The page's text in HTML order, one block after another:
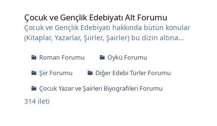
Çocuk ve Gençlik Edebiyatı Alt Forumu
Çocuk ve Gençlik Edebiyatı hakkında bütün konular
(Kitaplar, Yazarlar, Şiirler, Şairler) bu dizin altına...
Roman Forumu
Öykü Forumu
Şiir Forumu
Diğer Edebi Türler Forumu
Çocuk Yazar ve Şairleri Biyografileri Forumu
314 ileti